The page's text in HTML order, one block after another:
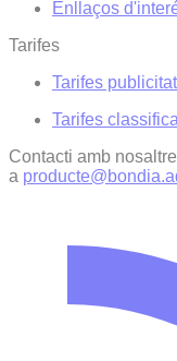
Enllaços
Tarifes
Tarifes publicitat
Tarifes
Contacti amb
a